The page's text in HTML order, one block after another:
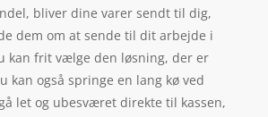
bliver dine varer sendt til dig,
dem om at sende til dit arbejde i
kan frit vælge den løsning, der er
kan også springe en lang kø ved
let og ubesværet direkte til kassen,